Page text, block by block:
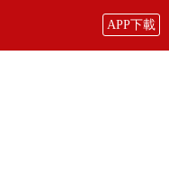
APP下載